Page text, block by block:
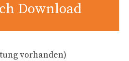
Download
vorhanden)